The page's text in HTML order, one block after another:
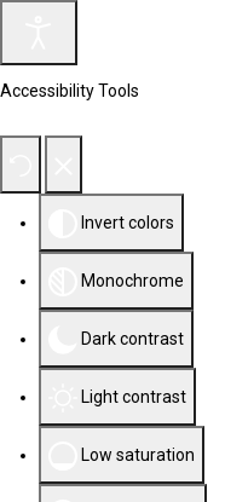
Accessibility Tools
Invert colors
Monochrome
Dark contrast
Light contrast
Low saturation